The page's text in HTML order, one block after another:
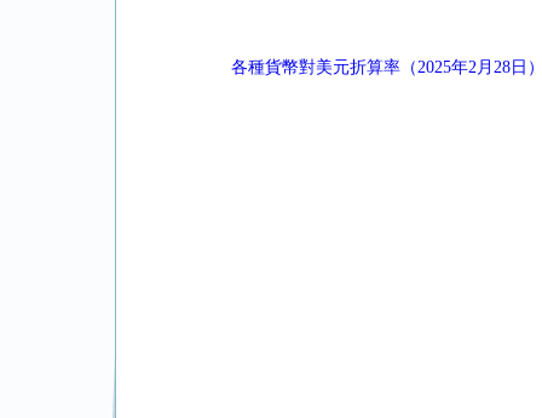
各種貨幣對美元折算率（2025年2月28日